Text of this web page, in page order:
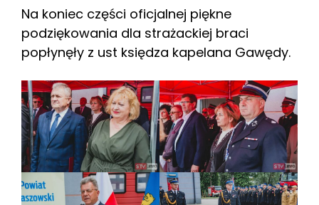
Na koniec części oficjalnej piękne
podziękowania dla strażackiej braci
popłynęły z ust księdza kapelana Gawędy.